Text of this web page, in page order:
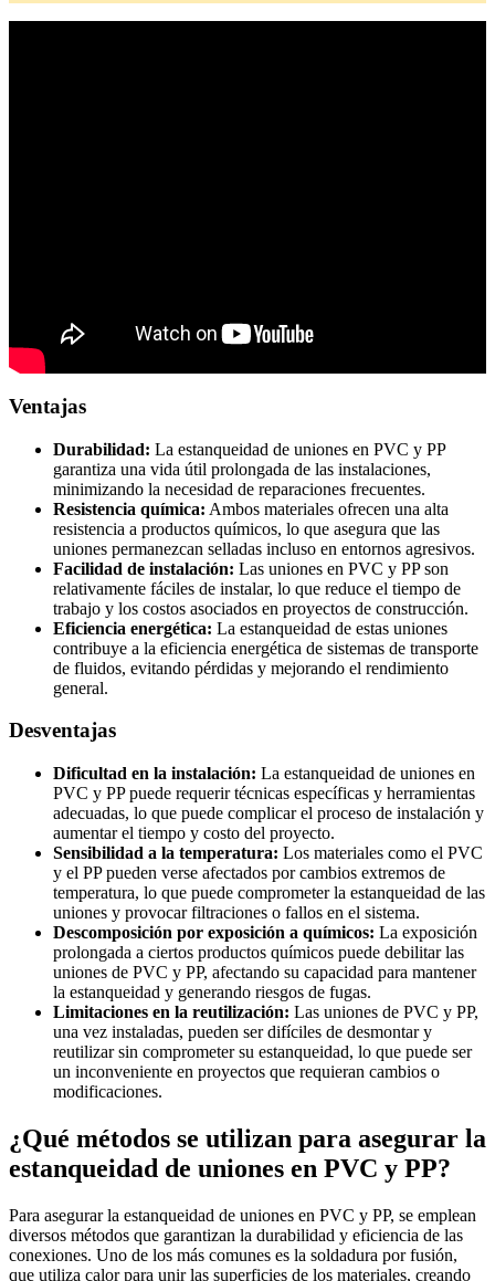
Ventajas
Durabilidad: La estanqueidad de uniones en PVC y PP
garantiza una vida útil prolongada de las instalaciones,
minimizando la necesidad de reparaciones frecuentes.
Resistencia química: Ambos materiales ofrecen una alta
resistencia a productos químicos, lo que asegura que las
uniones permanezcan selladas incluso en entornos agresivos.
Facilidad de instalación: Las uniones en PVC y PP son
relativamente fáciles de instalar, lo que reduce el tiempo de
trabajo y los costos asociados en proyectos de construcción.
Eficiencia energética: La estanqueidad de estas uniones
contribuye a la eficiencia energética de sistemas de transporte
de fluidos, evitando pérdidas y mejorando el rendimiento
general.
Desventajas
Dificultad en la instalación: La estanqueidad de uniones en
PVC y PP puede requerir técnicas específicas y herramientas
adecuadas, lo que puede complicar el proceso de instalación y
aumentar el tiempo y costo del proyecto.
Sensibilidad a la temperatura: Los materiales como el PVC
y el PP pueden verse afectados por cambios extremos de
temperatura, lo que puede comprometer la estanqueidad de las
uniones y provocar filtraciones o fallos en el sistema.
Descomposición por exposición a químicos: La exposición
prolongada a ciertos productos químicos puede debilitar las
uniones de PVC y PP, afectando su capacidad para mantener
la estanqueidad y generando riesgos de fugas.
Limitaciones en la reutilización: Las uniones de PVC y PP,
una vez instaladas, pueden ser difíciles de desmontar y
reutilizar sin comprometer su estanqueidad, lo que puede ser
un inconveniente en proyectos que requieran cambios o
modificaciones.
¿Qué métodos se utilizan para asegurar la
estanqueidad de uniones en PVC y PP?
Para asegurar la estanqueidad de uniones en PVC y PP, se emplean
diversos métodos que garantizan la durabilidad y eficiencia de las
conexiones. Uno de los más comunes es la soldadura por fusión,
que utiliza calor para unir las superficies de los materiales, creando